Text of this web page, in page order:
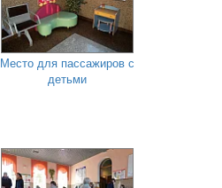
Место для пассажиров с
детьми